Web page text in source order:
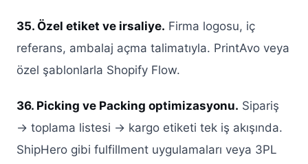
35. Özel etiket ve irsaliye. Firma logosu, iç
referans, ambalaj açma talimatıyla. PrintAvo veya
özel şablonlarla Shopify Flow.
36. Picking ve Packing optimizasyonu. Sipariş
→ toplama listesi → kargo etiketi tek iş akışında.
ShipHero gibi fulfillment uygulamaları veya 3PL